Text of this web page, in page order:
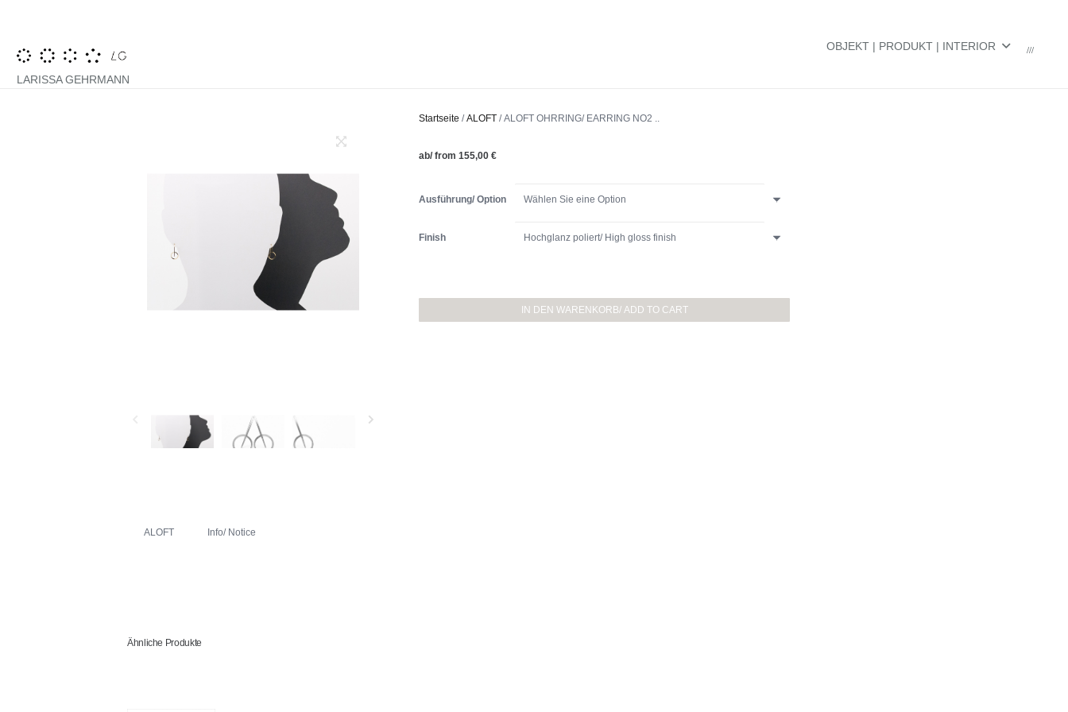
…………………………….. OBJEKT | PRODUKT | INTERIOR
LARISSA GEHRMANN
Startseite /ALOFT/ ALOFT OHRRING/ EARRING NO2 ..
ab/ from 155,00 €
Ausführung/ Option
Finish
OHRRING/
IN DEN WARENKORB/ ADD TO CART
ALOFT Info/ Notice
Ähnliche Produkte